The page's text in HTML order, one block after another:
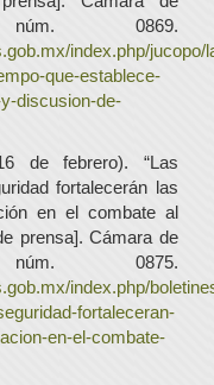
0869.
index.php/jucopo/
que-establece-
discusion-de-
de febrero). “Las
fortalecerán las
en el combate al
prensa]. Cámara de
0875.
index.php/
fortaleceran-
en-el-combate-